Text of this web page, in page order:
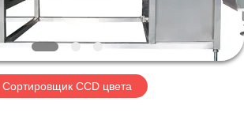
Сортировщик CCD цвета